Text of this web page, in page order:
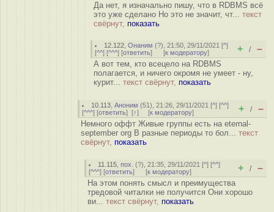
Да нет, я изначально пишу, что в RDBMS всё
это уже сделано Но это не значит, чт... текст
свёрнут, показать
12.122 ,Онаним (?), 21:50, 29/11/2021 [^]
[^^] [^^^] [ответить] [к модератору] + / –
А вот тем, кто всецело на RDBMS
полагается, и ничего окромя не умеет - ну,
курит... текст свёрнут, показать
10.113 ,Аноним (51), 21:26, 29/11/2021 [^] [^^]
[^^^] [ответить] [↑] [к модератору] + / –
Немного оффт Живые группы есть на eternal-
september org В разные периоды то бол... текст
свёрнут, показать
11.115 ,пох. (?), 21:35, 29/11/2021 [^] [^^]
[^^^] [ответить] [к модератору] + / –
На этом понять смысл и преимущества
тредовой читалки не получится Они хорошо
ви... текст свёрнут, показать